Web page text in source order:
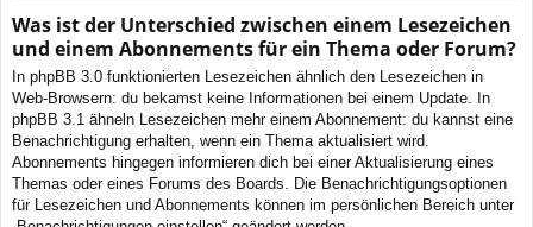
Was ist der Unterschied zwischen einem Lesezeichen
und einem Abonnements für ein Thema oder Forum?
In phpBB 3.0 funktionierten Lesezeichen ähnlich den Lesezeichen in
Web-Browsern: du bekamst keine Informationen bei einem Update. In
phpBB 3.1 ähneln Lesezeichen mehr einem Abonnement: du kannst eine
Benachrichtigung erhalten, wenn ein Thema aktualisiert wird.
Abonnements hingegen informieren dich bei einer Aktualisierung eines
Themas oder eines Forums des Boards. Die Benachrichtigungsoptionen
für Lesezeichen und Abonnements können im persönlichen Bereich unter